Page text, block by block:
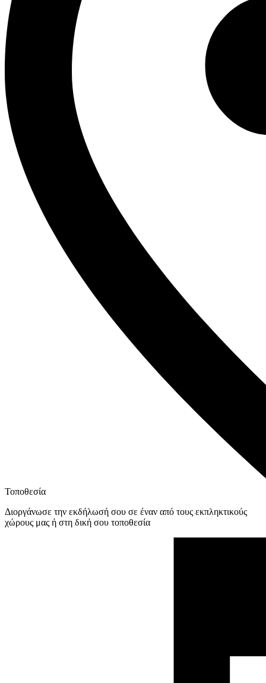
Τοποθεσία
Διοργάνωσε την εκδήλωσή σου σε έναν από τους εκπληκτικούς
χώρους μας ή στη δική σου τοποθεσία